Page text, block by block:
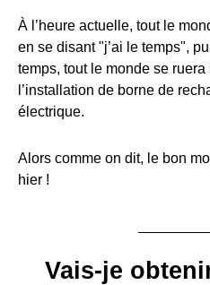
À l’heure actuelle, tout le
en se disant "j’ai le temps",
temps, tout le monde se
l’installation de borne de
électrique.
Alors comme on dit, le bon
hier !
Vais-je